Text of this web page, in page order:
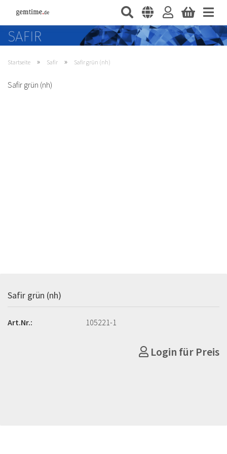
Startseite » Safir » Safir grün (nh)
Safir grün (nh)
Safir grün (nh)
Art.Nr.: 105221-1
Login für Preis